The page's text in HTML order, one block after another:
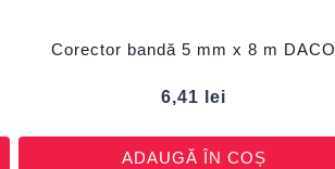
Corector bandă 5 mm x 8 m DACO
6,41 lei
ADAUGĂ ÎN COȘ